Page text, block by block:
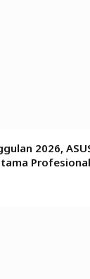
2026,
Profesional